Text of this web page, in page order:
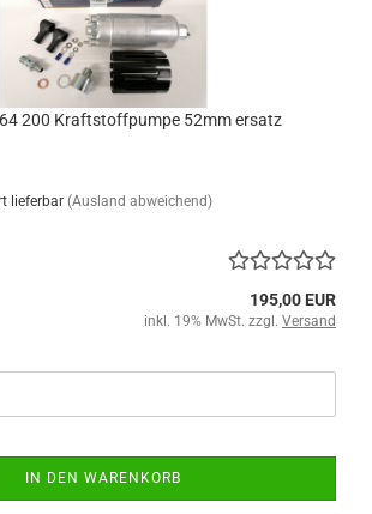
200 Kraftstoffpumpe 52mm ersatz
lieferbar (Ausland abweichend)
195,00 EUR
inkl. 19% MwSt. zzgl. Versand
IN DEN WARENKORB